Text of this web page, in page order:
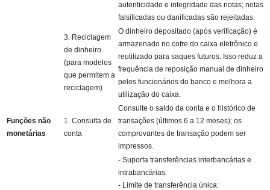
autenticidade e integridade das notas; notas
falsificadas ou danificadas são rejeitadas.
3. Reciclagem
de dinheiro
(para modelos
que permitem a
reciclagem)
O dinheiro depositado (após verificação) é
armazenado no cofre do caixa eletrônico e
reutilizado para saques futuros. Isso reduz a
frequência de reposição manual de dinheiro
pelos funcionários do banco e melhora a
utilização do caixa.
Funções não
monetárias
1. Consulta de
conta
Consulte o saldo da conta e o histórico de
transações (últimos 6 a 12 meses); os
comprovantes de transação podem ser
impressos.
- Suporta transferências interbancárias e
intrabancárias.
- Limite de transferência única: